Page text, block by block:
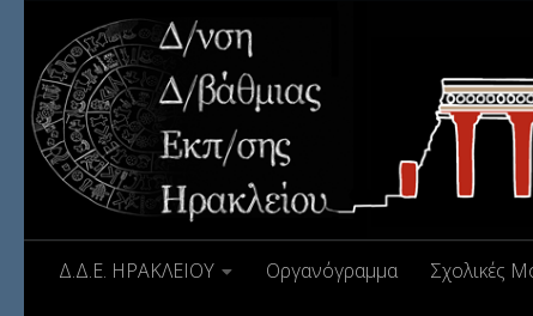
Δ.Δ.Ε. ΗΡΑΚΛΕΙΟΥ Οργανόγραμμα Σχολικές